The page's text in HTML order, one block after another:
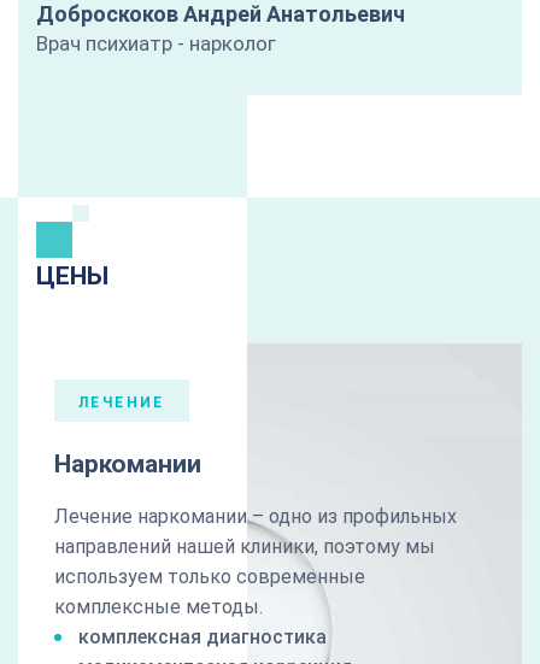
Доброскоков Андрей Анатольевич
Врач психиатр - нарколог
ЦЕНЫ
ЛЕЧЕНИЕ
Наркомании
Лечение наркомании – одно из профильных
направлений нашей клиники, поэтому мы
используем только современные
комплексные методы.
комплексная диагностика